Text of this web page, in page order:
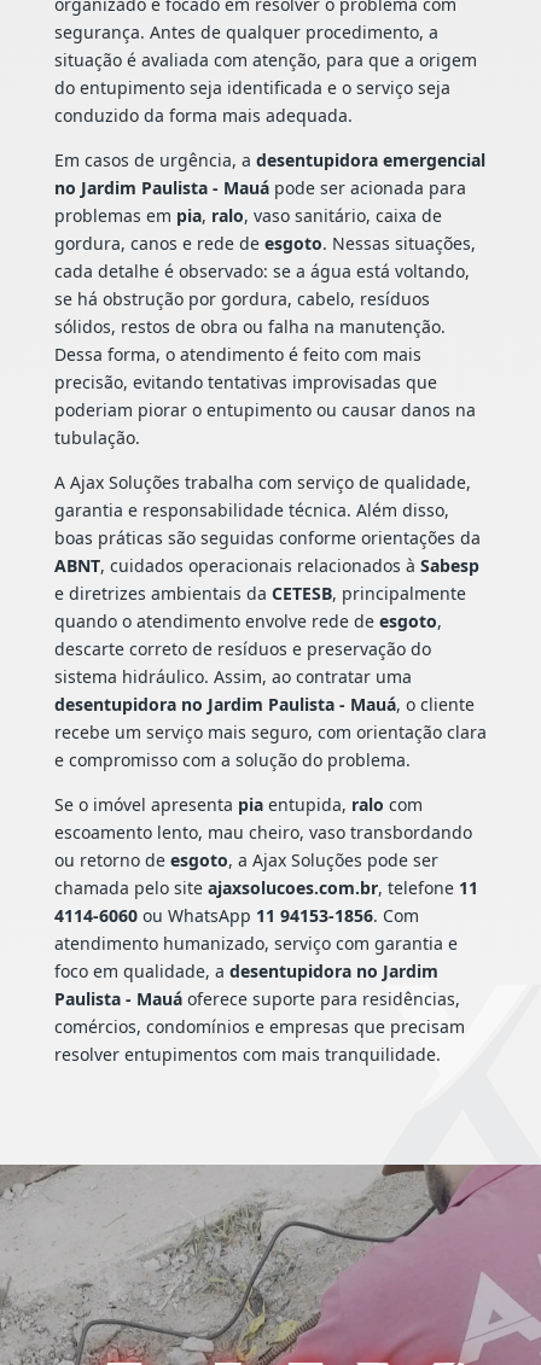
segurança. Antes de qualquer procedimento, a
situação é avaliada com atenção, para que a origem
do entupimento seja identificada e o serviço seja
conduzido da forma mais adequada.
Em casos de urgência, a desentupidora emergencial
no Jardim Paulista - Mauápode ser acionada para
problemas em pia, ralo, vaso sanitário, caixa de
gordura, canos e rede de esgoto. Nessas situações,
cada detalhe é observado: se a água está voltando,
se há obstrução por gordura, cabelo, resíduos
sólidos, restos de obra ou falha na manutenção.
Dessa forma, o atendimento é feito com mais
precisão, evitando tentativas improvisadas que
poderiam piorar o entupimento ou causar danos na
tubulação.
A Ajax Soluções trabalha com serviço de qualidade,
garantia e responsabilidade técnica. Além disso,
boas práticas são seguidas conforme orientações da
ABNT, cuidados operacionais relacionados à Sabesp
e diretrizes ambientais da CETESB, principalmente
quando o atendimento envolve rede de esgoto,
descarte correto de resíduos e preservação do
sistema hidráulico. Assim, ao contratar uma
desentupidora no Jardim Paulista - Mauá, o cliente
recebe um serviço mais seguro, com orientação clara
e compromisso com a solução do problema.
Se o imóvel apresenta piaentupida, ralo com
escoamento lento, mau cheiro, vaso transbordando
ou retorno de esgoto, a Ajax Soluções pode ser
chamada pelo site ajaxsolucoes.com.br, telefone 11
4114-6060ou WhatsApp 11 94153-1856. Com
atendimento humanizado, serviço com garantia e
foco em qualidade, a desentupidora no Jardim
Paulista - Mauáoferece suporte para residências,
comércios, condomínios e empresas que precisam
resolver entupimentos com mais tranquilidade.